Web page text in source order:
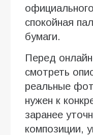
спокойная
бумаги.
Перед
смотреть
реальные
нужен к
заранее
композиции,